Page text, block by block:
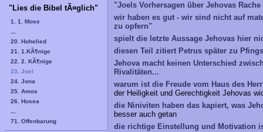
"Lies die Bibel tÃ¤glich"
1. 1. Mose
20. Hohelied
21. 1.KÃ¶nige
22. 2. KÃ¶nige
23. Joel
24. Jona
25. Amos
26. Hosea
71. Offenbarung
"Joels Vorhersagen über Jehovas
wir haben es gut - wir sind nicht auf
zu opfern"
spielt die letzte Aussage Jehovas hier
diesen Teil zitiert Petrus später zu
Jehova macht keinen Unterschied
Rivalitäten...
warum ist die Freude vom Haus des
der Heiligkeit und Gerechtigkeit Jehovas
die Niniviten haben das kapiert, was
besser auch getan
die richtige Einstellung und Motivation